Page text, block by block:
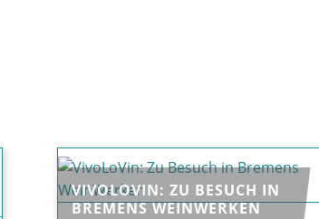
VIVOLOVIN: ZU BESUCH IN
BREMENS WEINWERKEN